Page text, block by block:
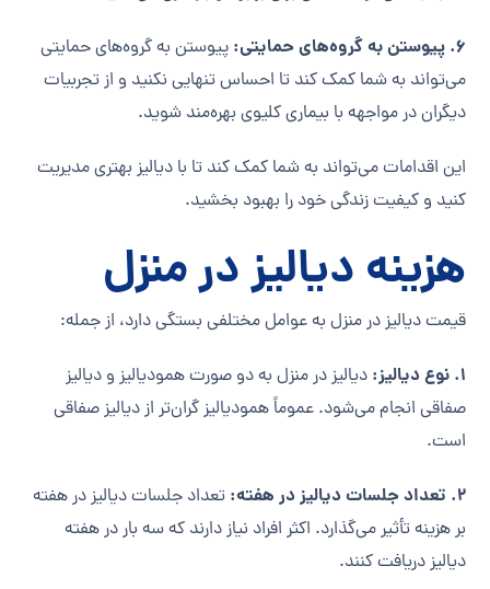
6. پیوستن به گروه‌های حمایتی:
پیوستن به گروه‌های حمایتی
می‌تواند به شما کمک کند تا احساس تنهایی نکنید و از تجربیات
دیگران در مواجهه با بیماری کلیوی بهره‌مند شوید.
این اقدامات می‌تواند به شما کمک کند تا با دیالیز بهتری مدیریت
کنید و کیفیت زندگی خود را بهبود بخشید.
هزینهدیالیز در منزل
قیمت دیالیز در منزل به عوامل مختلفی بستگی دارد، از جمله:
1. نوع دیالیز:
دیالیز در منزل به دو صورت همودیالیز و دیالیز
صفاقی انجام می‌شود. عموماً همودیالیز گران‌تر از دیالیز صفاقی
است.
2. تعداد جلسات دیالیز در هفته:
تعداد جلسات دیالیز در هفته
بر هزینه تأثیر می‌گذارد. اکثر افراد نیاز دارند که سه بار در هفته
دیالیز دریافت کنند.